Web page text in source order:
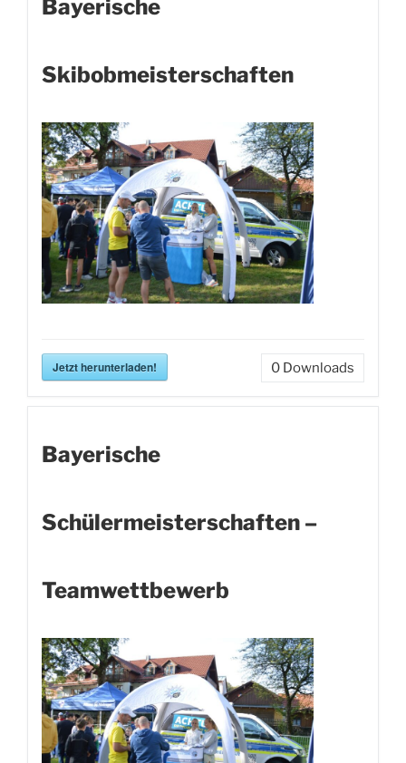
Bayerische
Skibobmeisterschaften
Jetzt herunterladen! 0 Downloads
Bayerische
Schülermeisterschaften –
Teamwettbewerb